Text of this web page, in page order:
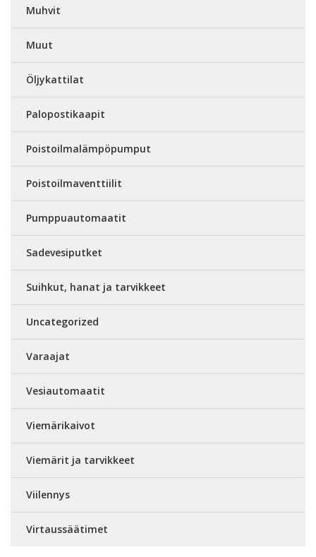
Muhvit
Muut
Öljykattilat
Palopostikaapit
Poistoilmalämpöpumput
Poistoilmaventtiilit
Pumppuautomaatit
Sadevesiputket
Suihkut, hanat ja tarvikkeet
Uncategorized
Varaajat
Vesiautomaatit
Viemärikaivot
Viemärit ja tarvikkeet
Viilennys
Virtaussäätimet